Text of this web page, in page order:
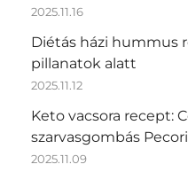
2025.11.16
Diétás házi hummus
pillanatok alatt
2025.11.12
Keto vacsora recept:
szarvasgombás
2025.11.09